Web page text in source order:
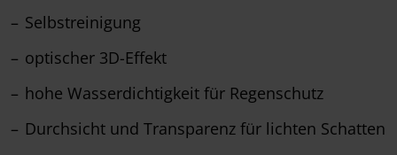
Selbstreinigung
optischer 3D-Effekt
hohe Wasserdichtigkeit für Regenschutz
Durchsicht und Transparenz für lichten Schatten